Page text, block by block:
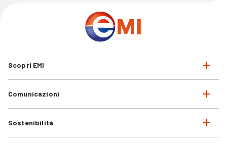
Scopri EMI
Comunicazioni
Sostenibilità